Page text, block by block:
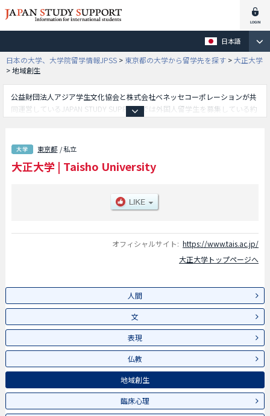
日本語
日本の大学、大学院留学情報JPSS > 東京都の大学から留学先を探す >大正大学
>地域創生
公益財団法人アジア学生文化協会と株式会社ベネッセコーポレーションが共
同運営しているJAPAN STUDY SUPPORTでは外国人留学生を募集している約
表現学部や仏教学部や地域創生学部や臨床心理学部や情報科学部等、学部別
情報や、募集定員や合格者数など入試情報、施設案内、アクセスなど外国人
留学生に必要な情報を掲載しているので是非ご利用ください。
東京都 / 私立
大正大学 | Taisho University
オフィシャルサイト: https://www.tais.ac.jp/
大正大学トップページへ
人間
文
表現
仏教
地域創生
臨床心理